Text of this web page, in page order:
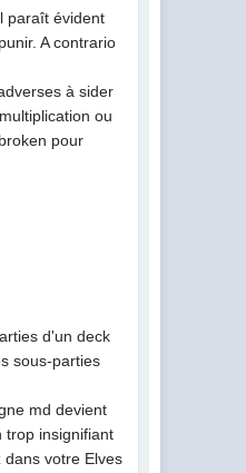
paraît évident
A contrario
à sider
ou
pour
d'un deck
sous-parties
md devient
trop insignifiant
votre Elves